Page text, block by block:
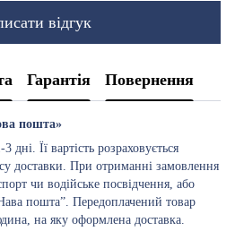
відгук
Гарантія Повернення
пошта»
дні. Її вартість розраховується
доставки. При отриманні замовлення
чи водійське посвідчення, або
пошта”. Передоплачений товар
на яку оформлена доставка.